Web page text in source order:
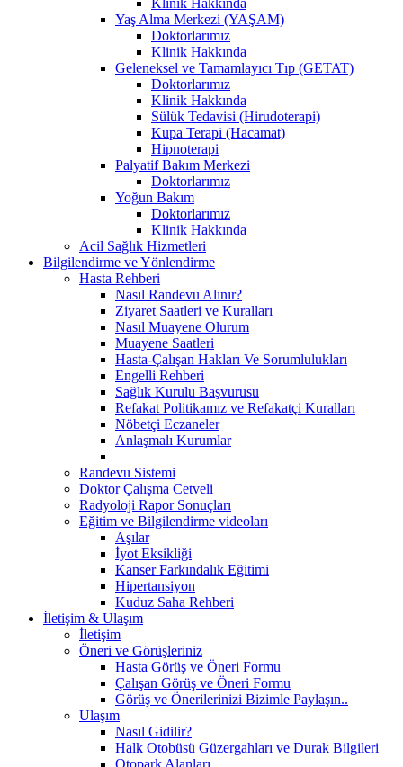
Yaş Alma Merkezi (YAŞAM)
Doktorlarımız
Klinik Hakkında
Geleneksel ve Tamamlayıcı Tıp (GETAT)
Doktorlarımız
Klinik Hakkında
Sülük Tedavisi (Hirudoterapi)
Kupa Terapi (Hacamat)
Hipnoterapi
Palyatif Bakım Merkezi
Doktorlarımız
Yoğun Bakım
Doktorlarımız
Klinik Hakkında
Acil Sağlık Hizmetleri
Bilgilendirme ve Yönlendirme
Hasta Rehberi
Nasıl Randevu Alınır?
Ziyaret Saatleri ve Kuralları
Nasıl Muayene Olurum
Muayene Saatleri
Hasta-Çalışan Hakları Ve Sorumlulukları
Engelli Rehberi
Sağlık Kurulu Başvurusu
Refakat Politikamız ve Refakatçi Kuralları
Nöbetçi Eczaneler
Anlaşmalı Kurumlar
Randevu Sistemi
Doktor Çalışma Cetveli
Radyoloji Rapor Sonuçları
Eğitim ve Bilgilendirme videoları
Aşılar
İyot Eksikliği
Kanser Farkındalık Eğitimi
Hipertansiyon
Kuduz Saha Rehberi
İletişim & Ulaşım
İletişim
Öneri ve Görüşleriniz
Hasta Görüş ve Öneri Formu
Çalışan Görüş ve Öneri Formu
Görüş ve Önerilerinizi Bizimle Paylaşın..
Ulaşım
Nasıl Gidilir?
Halk Otobüsü Güzergahları ve Durak Bilgileri
Otopark Alanları